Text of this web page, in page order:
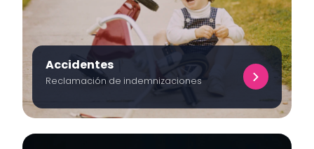
Accidentes
Reclamación de indemnizaciones